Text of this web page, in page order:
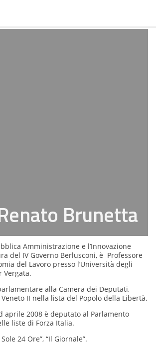
Brunetta
Amministrazione e l’Innovazione
del IV Governo Berlusconi, è Professore
del Lavoro presso l’Università degli
Vergata.
alla Camera dei Deputati,
II nella lista del Popolo della Libertà.
aprile 2008 è deputato al Parlamento
liste di Forza Italia.
24 Ore”, “Il Giornale”.